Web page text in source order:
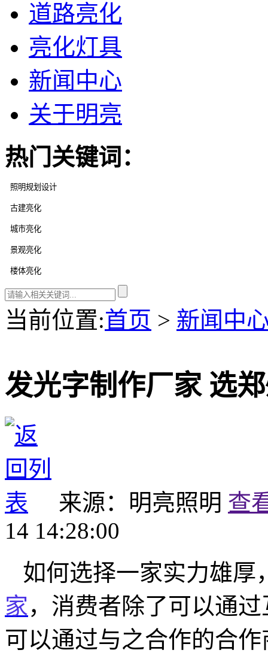
道路亮化
亮化灯具
新闻中心
关于明亮
热门关键词：
当前位置:首页 > 新闻中
发光字制作厂家 选
来源：明亮照明 查
14 14:28:00
如何选择一家实力雄厚
家 ，消费者除了可以通
可以通过与之合作的合